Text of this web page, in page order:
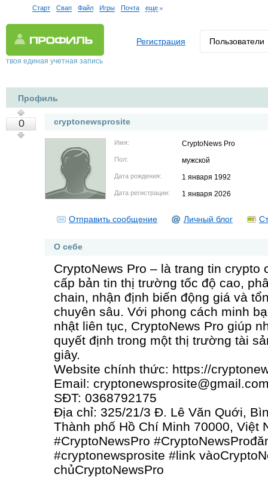
Старт Свап Файл Игры Почта еще
твоя единая учетная запись
Регистрация Пользователи
Профиль
0 cryptonewsprosite
Имя: CryptoNews Pro
Пол: мужской
Дата рождения: 1 января 1992
Дата регистрации: 1 января 2026
Отправить сообщение Личный блог
О себе
CryptoNews Pro – là trang tin crypto
cấp bản tin thị trường tốc độ cao,
chain, nhận định biến động giá và
chuyên sâu. Với phong cách minh
nhật liên tục, CryptoNews Pro giúp
quyết định trong một thị trường tài
giây.
Website chính thức: https://
Email:
SĐT: 0368792175
Địa chỉ: 325/21/3 Đ. Lê Văn Quới,
Thành phố Hồ Chí Minh 70000, Việt
#CryptoNewsPro
#cryptonewsprosite #link
chủCryptoNewsPro